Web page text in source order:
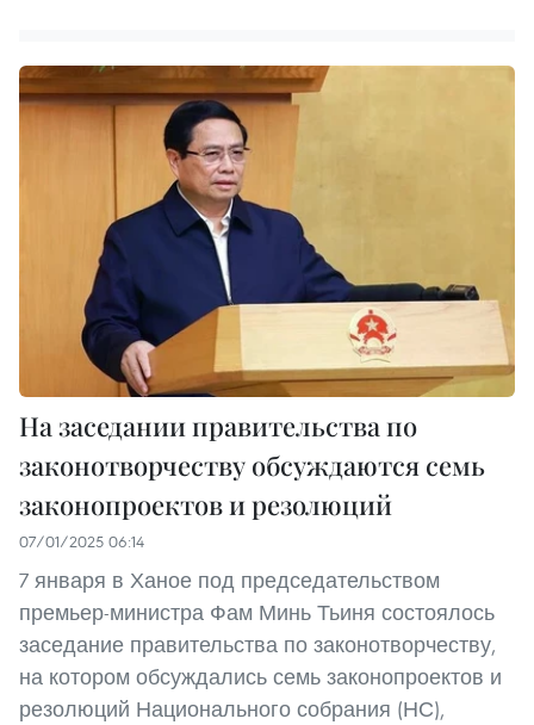
На заседании правительства по
законотворчеству обсуждаются семь
законопроектов и резолюций
07/01/2025 06:14
7 января в Ханое под председательством
премьер-министра Фам Минь Тьиня состоялось
заседание правительства по законотворчеству,
на котором обсуждались семь законопроектов и
резолюций Национального собрания (НС),